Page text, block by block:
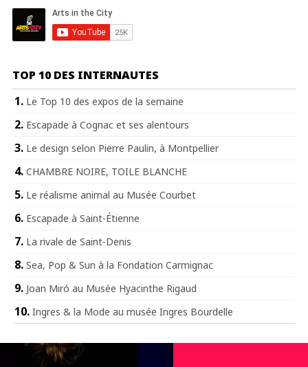
TOP 10 DES INTERNAUTES
Le Top 10 des expos de la semaine
Escapade à Cognac et ses alentours
Le design selon Pierre Paulin, à Montpellier
CHAMBRE NOIRE, TOILE BLANCHE
Le réalisme animal au Musée Courbet
Escapade à Saint-Étienne
La rivale de Saint-Denis
Sea, Pop & Sun à la Fondation Carmignac
Joan Miró au Musée Hyacinthe Rigaud
Ingres & la Mode au musée Ingres Bourdelle